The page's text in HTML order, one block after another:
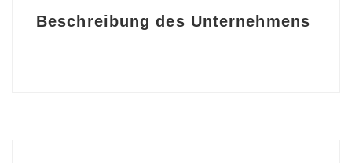
Beschreibung des Unternehmens